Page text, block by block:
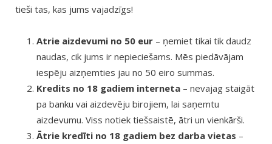
tieši tas, kas jums vajadzīgs!
Atrie aizdevumi no 50 eur – ņemiet tikai tik daudz
naudas, cik jums ir nepieciešams. Mēs piedāvājam
iespēju aizņemties jau no 50 eiro summas.
Kredits no 18 gadiem interneta – nevajag staigāt
pa banku vai aizdevēju birojiem, lai saņemtu
aizdevumu. Viss notiek tiešsaistē, ātri un vienkārši.
Ātrie kredīti no 18 gadiem bez darba vietas –